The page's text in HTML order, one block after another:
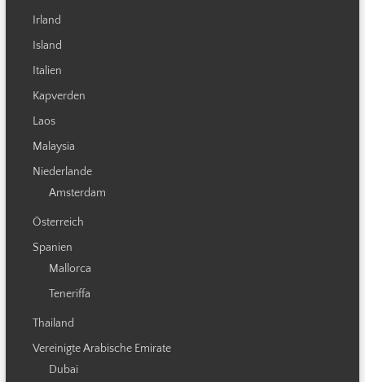
Irland
Island
Italien
Kapverden
Laos
Malaysia
Niederlande
Amsterdam
Österreich
Spanien
Mallorca
Teneriffa
Thailand
Vereinigte Arabische Emirate
Dubai